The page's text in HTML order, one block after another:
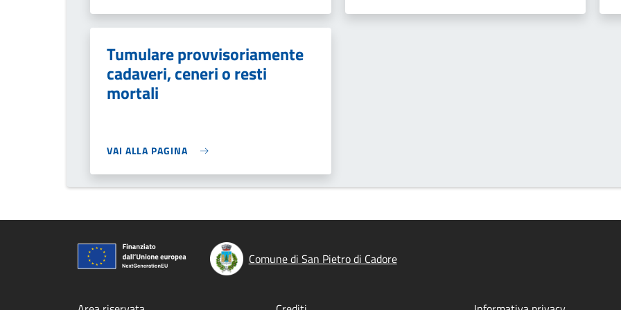
Tumulare provvisoriamente
cadaveri, ceneri o resti
mortali
VAI ALLA PAGINA
Comune di San Pietro di Cadore